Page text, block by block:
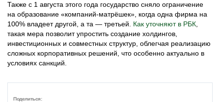
Также с 1 августа этого года государство сняло ограничение
на образование «компаний-матрёшек», когда одна фирма на
100% владеет другой, а та — третьей. Как уточняют в РБК
такая мера позволит упростить создание холдингов,
инвестиционных и совместных структур, облегчая реализацию
сложных корпоративных решений, что особенно актуально в
условиях санкций.
Поделиться: